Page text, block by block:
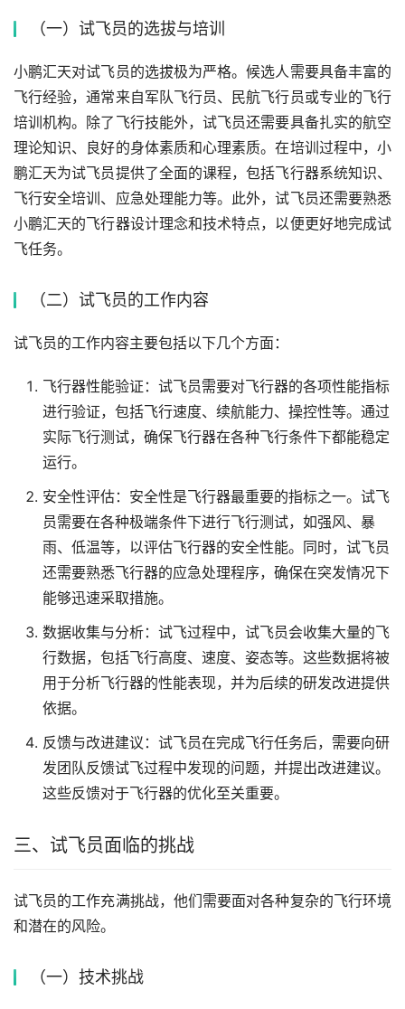
（一）试飞员的选拔与培训
小鹏汇天对试飞员的选拔极为严格。候选人需要具备丰富的
飞行经验，通常来自军队飞行员、民航飞行员或专业的飞行
培训机构。除了飞行技能外，试飞员还需要具备扎实的航空
理论知识、良好的身体素质和心理素质。在培训过程中，小
鹏汇天为试飞员提供了全面的课程，包括飞行器系统知识、
飞行安全培训、应急处理能力等。此外，试飞员还需要熟悉
小鹏汇天的飞行器设计理念和技术特点，以便更好地完成试
飞任务。
（二）试飞员的工作内容
试飞员的工作内容主要包括以下几个方面：
飞行器性能验证：试飞员需要对飞行器的各项性能指标
进行验证，包括飞行速度、续航能力、操控性等。通过
实际飞行测试，确保飞行器在各种飞行条件下都能稳定
运行。
安全性评估：安全性是飞行器最重要的指标之一。试飞
员需要在各种极端条件下进行飞行测试，如强风、暴
雨、低温等，以评估飞行器的安全性能。同时，试飞员
还需要熟悉飞行器的应急处理程序，确保在突发情况下
能够迅速采取措施。
数据收集与分析：试飞过程中，试飞员会收集大量的飞
行数据，包括飞行高度、速度、姿态等。这些数据将被
用于分析飞行器的性能表现，并为后续的研发改进提供
依据。
反馈与改进建议：试飞员在完成飞行任务后，需要向研
发团队反馈试飞过程中发现的问题，并提出改进建议。
这些反馈对于飞行器的优化至关重要。
三、试飞员面临的挑战
试飞员的工作充满挑战，他们需要面对各种复杂的飞行环境
和潜在的风险。
（一）技术挑战